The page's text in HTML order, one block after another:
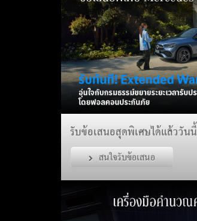
รับข้อเสนอสุดพิเศษได้แล้ววันนี้
สนใจรับข้อเสนอ